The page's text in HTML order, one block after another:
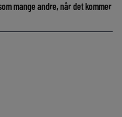
mange andre, når det kommer